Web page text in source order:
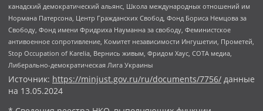
канадский демократический альянс, Школа международных отношений им
Нормана Патерсона, Центр Гражданских Свобод, Фонд Бориса Немцова за
Свободу, Фонд имени Фридриха Науманна за свободу, Феминистское
антивоенное сопротивление, Комитет независимости Ингушетии, Прометей,
Stop Occupation of Karelia, Вернись живым, Фридом Хаус, СОТА медиа,
Либерально-демократическая Лига Украины
Источник: https://minjust.gov.ru/ru/documents/7756/ данные
на 13.05.2024